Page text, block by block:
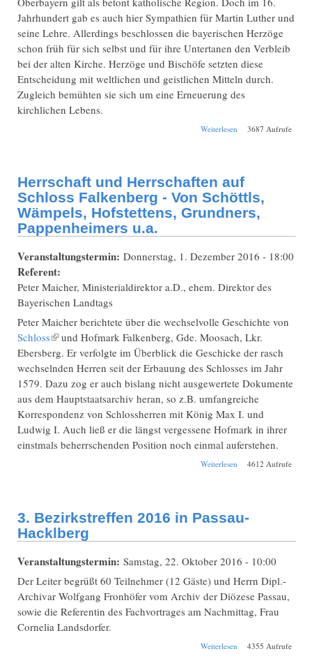
Jahrhundert gab es auch hier Sympathien für Martin Luther und
seine Lehre. Allerdings beschlossen die bayerischen Herzöge
schon früh für sich selbst und für ihre Untertanen den Verbleib
bei der alten Kirche. Herzöge und Bischöfe setzten diese
Entscheidung mit weltlichen und geistlichen Mitteln durch.
Zugleich bemühten sie sich um eine Erneuerung des
kirchlichen Lebens.
Weiterlesen über Luther in
Begegnung mit
Archivalien aus dem
Archiv des
Erzbistums
Freising
3687 Aufrufe
Herrschaft und Herrschaften auf
Schloss Falkenberg - Von Schöttls,
Wämpels, Hofstettens, Grundners,
Pappenheimers u.a.
Veranstaltungstermin: Donnerstag, 1. Dezember 2016 - 18:00
Referent:
Peter Maicher, Ministerialdirektor a.D., ehem. Direktor des
Bayerischen Landtags
Peter Maicher berichtete über die wechselvolle Geschichte von
Schloss(Link ist extern)
und Hofmark Falkenberg, Gde. Moosach, Lkr.
Ebersberg. Er verfolgte im Überblick die Geschicke der rasch
wechselnden Herren seit der Erbauung des Schlosses im Jahr
1579. Dazu zog er auch bislang nicht ausgewertete Dokumente
aus dem Hauptstaatsarchiv heran, so z.B. umfangreiche
Korrespondenz von Schlossherren mit König Max I. und
Ludwig I. Auch ließ er die längst vergessene Hofmark in ihrer
einstmals beherrschenden Position noch einmal auferstehen.
Weiterlesen über Herrschaft und
Hofstettens,
Pappenheimers u.a.
4612 Aufrufe
3. Bezirkstreffen 2016 in Passau-
Hacklberg
Veranstaltungstermin: Samstag, 22. Oktober 2016 - 10:00
Der Leiter begrüßt 60 Teilnehmer (12 Gäste) und Herrn Dipl.-
Archivar Wolfgang Fronhöfer vom Archiv der Diözese Passau,
sowie die Referentin des Fachvortrages am Nachmittag, Frau
Cornelia Landsdorfer.
Weiterlesen über 3.
4355 Aufrufe